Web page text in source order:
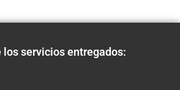
los servicios entregados: